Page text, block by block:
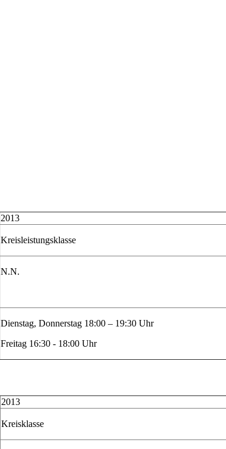
2013
Kreisleistungsklasse
N.N.
Dienstag, Donnerstag 18:00 – 19:30 Uhr
Freitag 16:30 - 18:00 Uhr
2013
Kreisklasse